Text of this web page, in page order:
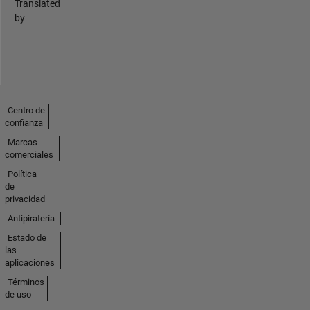
Translated
by
Centro de
confianza
Marcas
comerciales
Política
de
privacidad
Antipiratería
Estado de
las
aplicaciones
Términos
de uso